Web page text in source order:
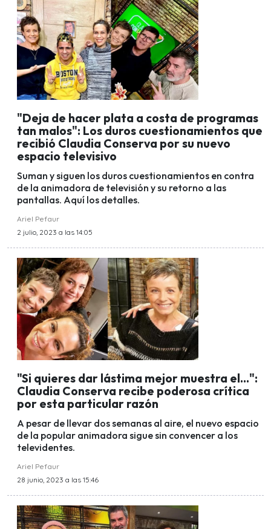
"Deja de hacer plata a costa de programas
tan malos": Los duros cuestionamientos que
recibió Claudia Conserva por su nuevo
espacio televisivo
Suman y siguen los duros cuestionamientos en contra
de la animadora de televisión y su retorno a las
pantallas. Aquí los detalles.
Ariel Pefaur
2 julio, 2023 a las 14:05
"Si quieres dar lástima mejor muestra el...":
Claudia Conserva recibe poderosa crítica
por esta particular razón
A pesar de llevar dos semanas al aire, el nuevo espacio
de la popular animadora sigue sin convencer a los
televidentes.
Ariel Pefaur
28 junio, 2023 a las 15:46